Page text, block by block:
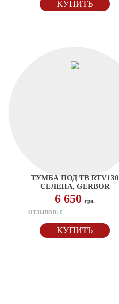
КУПИТЬ
ТУМБА ПОД ТВ RTV130
СЕЛЕНА, GERBOR
6 650 грн.
ОТЗЫВОВ: 0
КУПИТЬ